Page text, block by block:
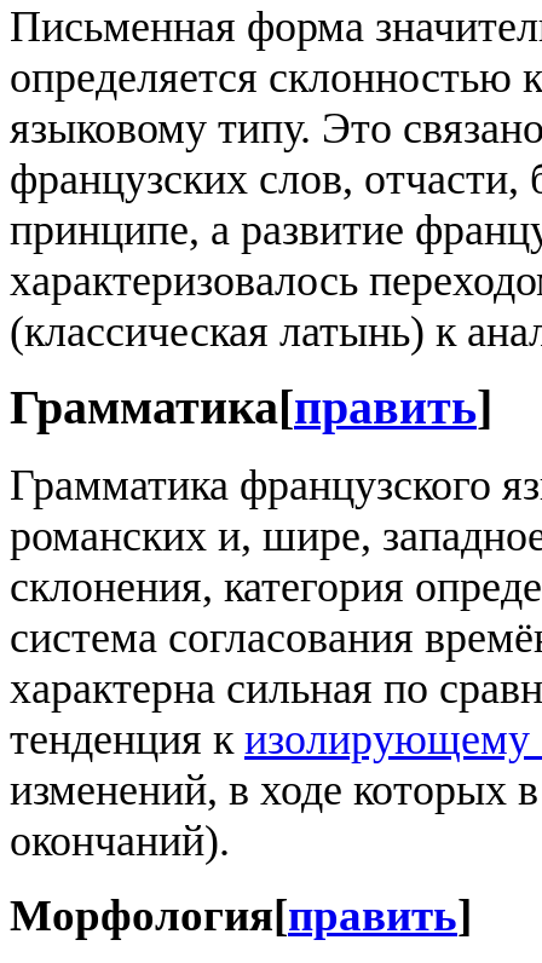
Письменная форма
определяется склонностью
языковому типу. Это
французских слов, отчасти,
принципе, а развитие
характеризовалось
(классическая латынь) к
Грамматика[править]
Грамматика французского
романских и, шире,
склонения, категория
система согласования
характерна сильная по
тенденция к изолирующему
изменений, в ходе которых
окончаний).
Морфология[править]